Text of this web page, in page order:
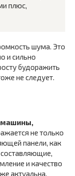
плюс,
шума. Это
и сильно
будоражить
не следует.
машины,
не только
панели, как
и качество
актуальна.